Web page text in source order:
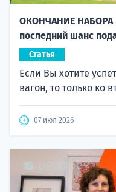
ОКОНЧАНИЕ НАБОРА
последний шанс
Статья
Если Вы хотите
вагон, то только ко
07 июл 2026